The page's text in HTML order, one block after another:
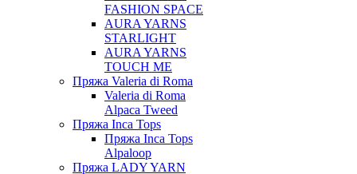
FASHION SPACE
AURA YARNS
STARLIGHT
AURA YARNS
TOUCH ME
Пряжа Valeria di Roma
Valeria di Roma
Alpaca Tweed
Пряжа Inca Tops
Пряжа Inca Tops
Alpaloop
Пряжа LADY YARN